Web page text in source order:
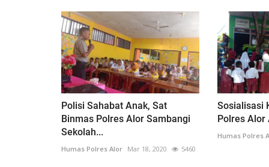
Polisi Sahabat Anak, Sat
Binmas Polres Alor Sambangi
Sekolah...
Humas Polres Alor Mar 18, 2020 5460
Sosialisasi
Polres Alor
Humas Polres